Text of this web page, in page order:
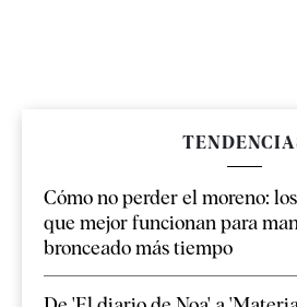
Cómo no perder el moreno:
que mejor funcionan para
bronceado más tiempo